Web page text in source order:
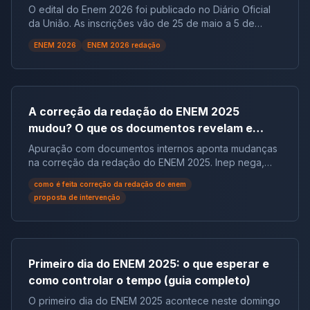
O edital do Enem 2026 foi publicado no Diário Oficial
da União. As inscrições vão de 25 de maio a 5 de
junho, a taxa é de R$ 85 e as provas serão aplicadas
em 8 e 15 de novembro.
ENEM 2026 ENEM 2026 redação
A correção da redação do ENEM 2025
mudou? O que os documentos revelam e
como isso afeta sua preparação para 2026
Apuração com documentos internos aponta mudanças
na correção da redação do ENEM 2025. Inep nega,
mas o debate acende o alerta: a preparação do
estudante precisará se adaptar.
como é feita correção da redação do enem
proposta de intervenção
Primeiro dia do ENEM 2025: o que esperar e
como controlar o tempo (guia completo)
O primeiro dia do ENEM 2025 acontece neste domingo